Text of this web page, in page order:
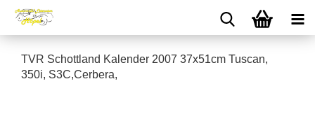
TVR Schottland Kalender 2007 37x51cm Tuscan,
350i, S3C,Cerbera,